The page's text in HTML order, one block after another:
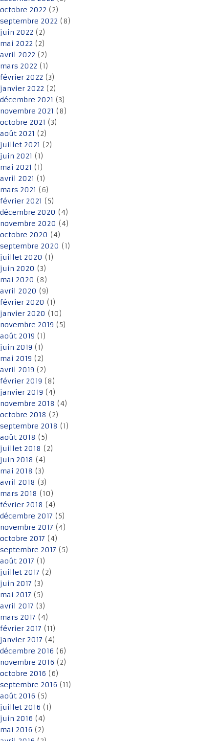
octobre 2022 (2)
septembre 2022 (8)
juin 2022 (2)
mai 2022 (2)
avril 2022 (2)
mars 2022 (1)
février 2022 (3)
janvier 2022 (2)
décembre 2021 (3)
novembre 2021 (8)
octobre 2021 (3)
août 2021 (2)
juillet 2021 (2)
juin 2021 (1)
mai 2021 (1)
avril 2021 (1)
mars 2021 (6)
février 2021 (5)
décembre 2020 (4)
novembre 2020 (4)
octobre 2020 (4)
septembre 2020 (1)
juillet 2020 (1)
juin 2020 (3)
mai 2020 (8)
avril 2020 (9)
février 2020 (1)
janvier 2020 (10)
novembre 2019 (5)
août 2019 (1)
juin 2019 (1)
mai 2019 (2)
avril 2019 (2)
février 2019 (8)
janvier 2019 (4)
novembre 2018 (4)
octobre 2018 (2)
septembre 2018 (1)
août 2018 (5)
juillet 2018 (2)
juin 2018 (4)
mai 2018 (3)
avril 2018 (3)
mars 2018 (10)
février 2018 (4)
décembre 2017 (5)
novembre 2017 (4)
octobre 2017 (4)
septembre 2017 (5)
août 2017 (1)
juillet 2017 (2)
juin 2017 (3)
mai 2017 (5)
avril 2017 (3)
mars 2017 (4)
février 2017 (11)
janvier 2017 (4)
décembre 2016 (6)
novembre 2016 (2)
octobre 2016 (6)
septembre 2016 (11)
août 2016 (5)
juillet 2016 (1)
juin 2016 (4)
mai 2016 (2)